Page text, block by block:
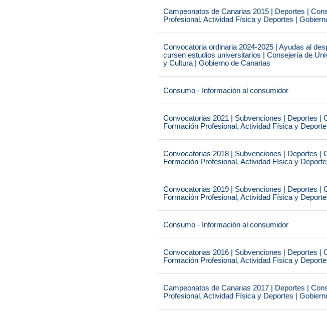
Campeonatos de Canarias 2015 | Deportes |
Profesional, Actividad Física y Deportes |
Convocatoria ordinaria 2024-2025 | Ayudas al
cursen estudios universitarios | Consejería de
y Cultura | Gobierno de Canarias
Consumo - Información al consumidor
Convocatorias 2021 | Subvenciones | Deportes |
Formación Profesional, Actividad Física y
Convocatorias 2018 | Subvenciones | Deportes |
Formación Profesional, Actividad Física y
Convocatorias 2019 | Subvenciones | Deportes |
Formación Profesional, Actividad Física y
Consumo - Información al consumidor
Convocatorias 2016 | Subvenciones | Deportes |
Formación Profesional, Actividad Física y
Campeonatos de Canarias 2017 | Deportes |
Profesional, Actividad Física y Deportes |